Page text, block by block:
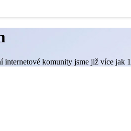
internetové komunity jsme již více